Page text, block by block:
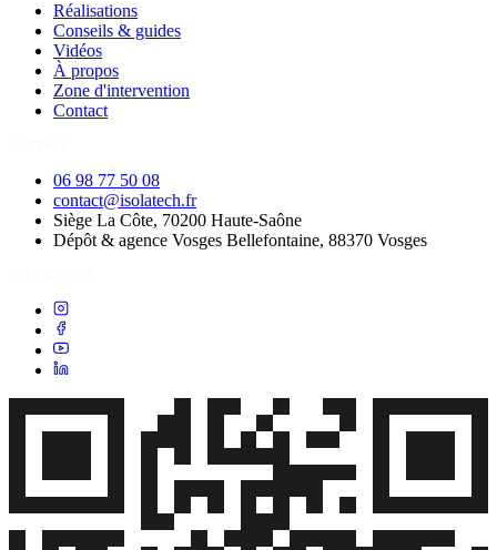
Réalisations
Conseils & guides
Vidéos
À propos
Zone d'intervention
Contact
06 98 77 50 08
contact@isolatech.fr
Siège La Côte, 70200 Haute-Saône
Dépôt & agence Vosges Bellefontaine, 88370 Vosges